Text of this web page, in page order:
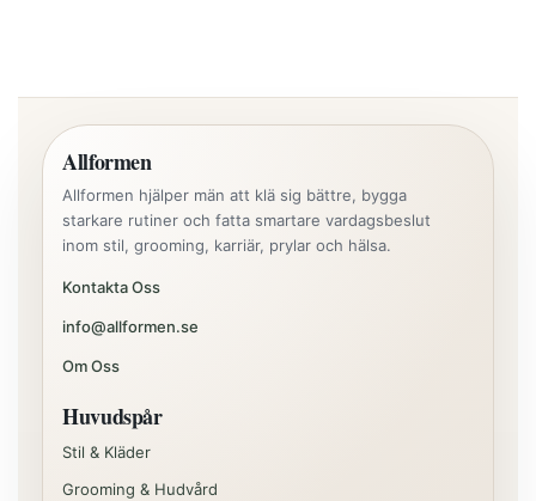
Allformen
Allformen hjälper män att klä sig bättre, bygga
starkare rutiner och fatta smartare vardagsbeslut
inom stil, grooming, karriär, prylar och hälsa.
Kontakta Oss
info@allformen.se
Om Oss
Huvudspår
Stil & Kläder
Grooming & Hudvård